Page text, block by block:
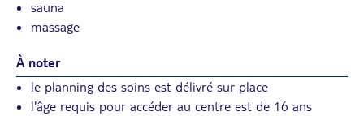
sauna
massage
À noter
le planning des soins est délivré sur place
l'âge requis pour accéder au centre est de 16 ans